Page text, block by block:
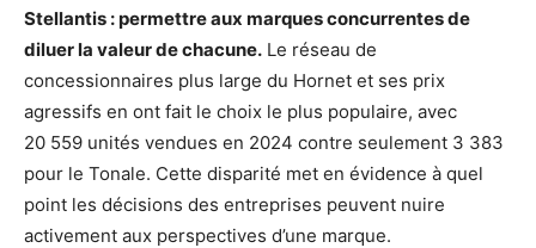
Stellantis : permettre aux marques concurrentes de
diluer la valeur de chacune. Le réseau de
concessionnaires plus large du Hornet et ses prix
agressifs en ont fait le choix le plus populaire, avec
20 559 unités vendues en 2024 contre seulement 3 383
pour le Tonale. Cette disparité met en évidence à quel
point les décisions des entreprises peuvent nuire
activement aux perspectives d’une marque.